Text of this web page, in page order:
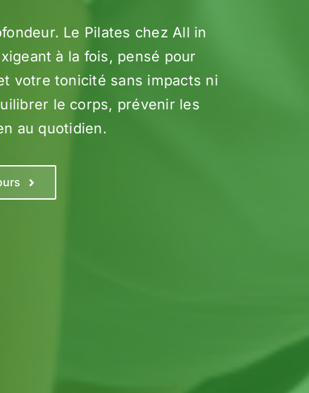
Le Pilates chez All in
à la fois, pensé pour
votre tonicité sans impacts ni
le corps, prévenir les
au quotidien.